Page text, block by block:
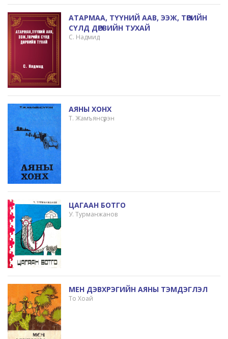
АТАРМАА, ТҮҮНИЙ ААВ, ЭЭЖ, ТӨРИЙН
СҮЛД ДӨРВИЙН ТУХАЙ
С. Надмид
АЯНЫ ХОНХ
Т. Жамъянсүрэн
ЦАГААН БОТГО
У. Турманжанов
МЕН ДЭВХРЭГИЙН АЯНЫ ТЭМДЭГЛЭЛ
То Хоай